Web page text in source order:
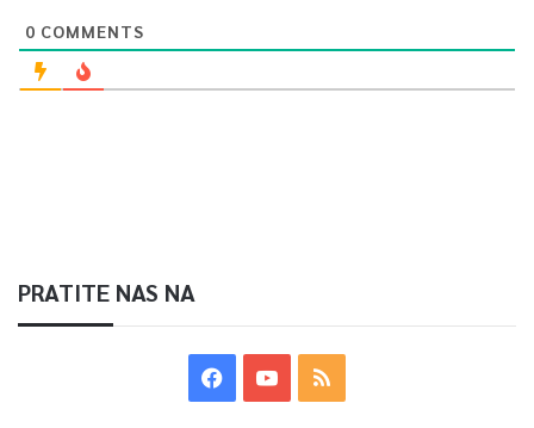
0 COMMENTS
PRATITE NAS NA